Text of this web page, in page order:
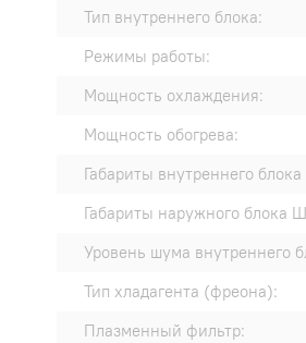
Тип внутреннего блока:
Режимы работы:
Мощность охлаждения:
Мощность обогрева:
Габариты внутреннего
Габариты наружного блока
Уровень шума внутреннего
Тип хладагента (фреона):
Плазменный фильтр: